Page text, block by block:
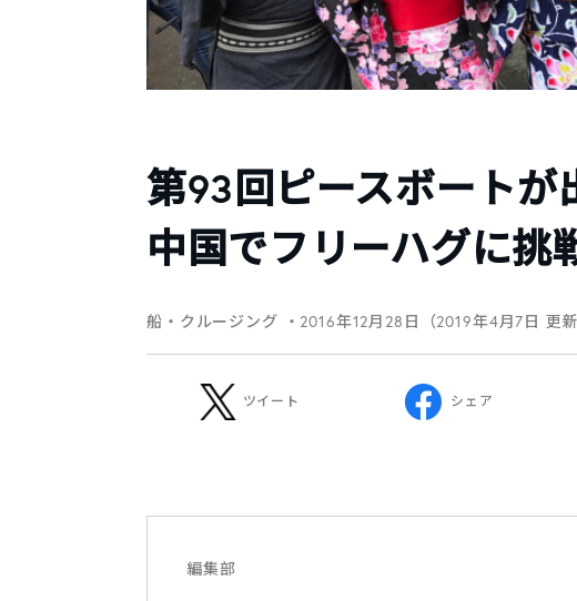
第93回ピースボートが
中国でフリーハグに挑
船・クルージング ・2016年12月28日（2019年4月7日 更新
ツイート シェア
編集部